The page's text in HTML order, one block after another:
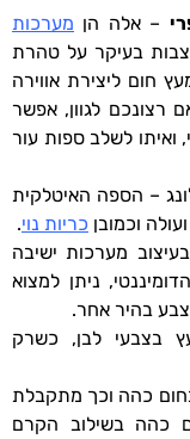
– אלה הן מערכות
בעיקר על טהרת
חום ליצירת אווירה
רצונכם לגוון, אפשר
ואיתו לשלב ספות עור
– הספה האיטלקית
וכמובן כריות נוי.
בעיצוב מערכות ישיבה
ניתן למצוא
בהיר אחר.
בצבעי לבן, כשרק
כהה וכך מתקבלת
כהה בשילוב הקרם